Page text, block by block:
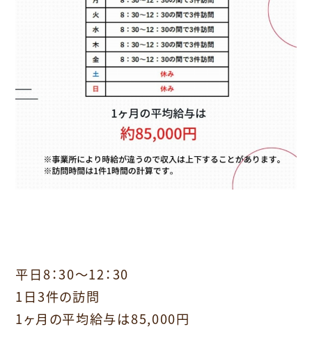
平日8：30～12：30
1日3件の訪問
1ヶ月の平均給与は85,000円